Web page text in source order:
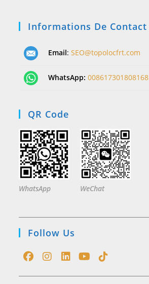
Informations De Contact
Email:SEO@topolocfrt.com
WhatsApp:008617301808168
QR Code
WhatsApp WeChat
Follow Us